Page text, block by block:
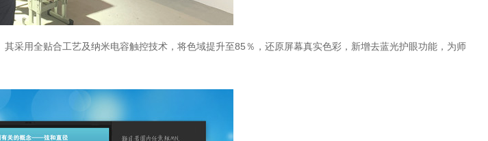
其采用全贴合工艺及纳米电容触控技术，将色域提升至85％，还原屏幕真实色彩，新增去蓝光护眼功能，为师